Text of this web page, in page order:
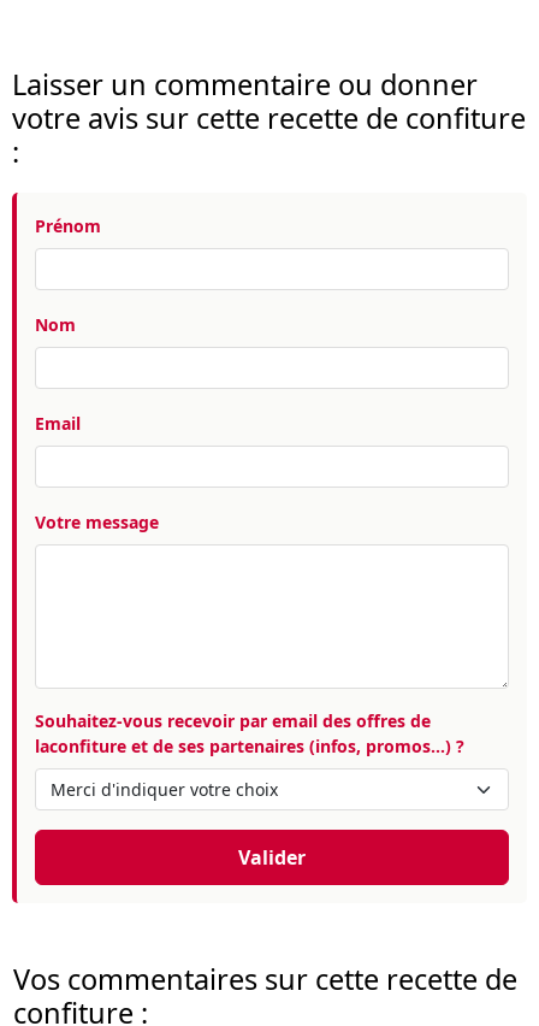
Laisser un commentaire ou donner
votre avis sur cette recette de confiture
:
Prénom
Nom
Email
Votre message
Souhaitez-vous recevoir par email des offres de
laconfiture et de ses partenaires (infos, promos...) ?
Valider
Vos commentaires sur cette recette de
confiture :